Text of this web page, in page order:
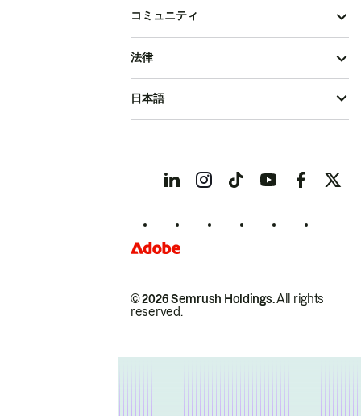
コミュニティ
© 2026 Semrush Holdings.All rights
reserved.
法律
日本語